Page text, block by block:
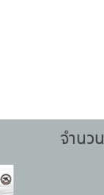
จำนว